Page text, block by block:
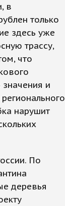
в
только
здесь уже
трассу,
что
значения и
нарушит
По
деревья